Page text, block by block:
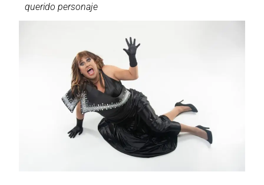
querido personaje